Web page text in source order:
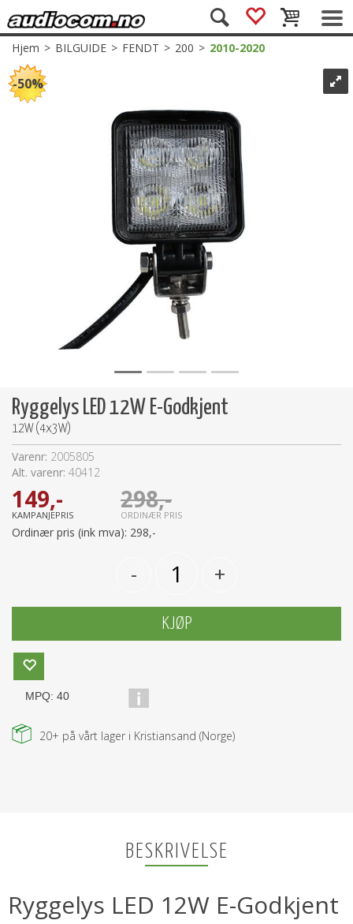
Hjem>BILGUIDE>FENDT>200>2010-2020
50%
Ryggelys LED 12W E-Godkjent
12W (4x3W)
Varenr: 2005805
Alt. varenr: 40412
149,-
KAMPANJEPRIS
298,-
ORDINÆR PRIS
Ordinær pris (ink mva): 298,-
- +
KJØP
MPQ: 40
20+ på vårt lager i Kristiansand (Norge)
BESKRIVELSE
Ryggelys LED 12W E-Godkjent